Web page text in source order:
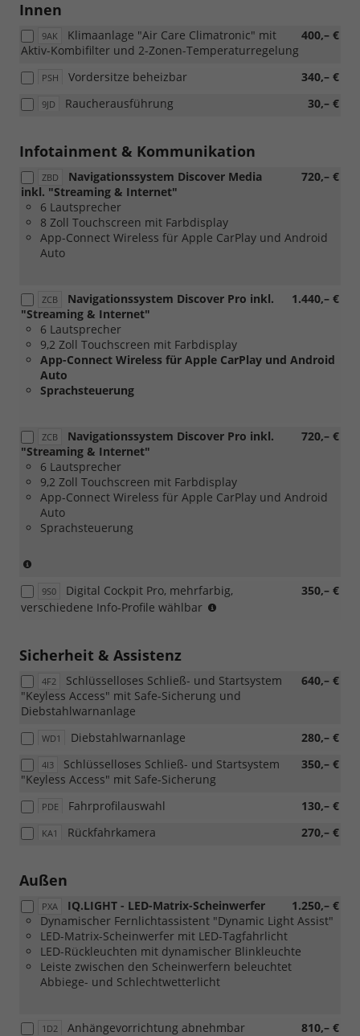
Innen
9AK 400,– €
Klimaanlage "Air Care Climatronic" mit
Aktiv-Kombifilter und 2-Zonen-Temperaturregelung
PSH 340,– €
Vordersitze beheizbar
9JD 30,– €
Raucherausführung
Infotainment & Kommunikation
ZBD 720,– €
Navigationssystem Discover Media
inkl. "Streaming & Internet"
6 Lautsprecher
8 Zoll Touchscreen mit Farbdisplay
App-Connect Wireless für Apple CarPlay und Android
Auto
ZCB 1.440,– €
Navigationssystem Discover Pro inkl.
"Streaming & Internet"
6 Lautsprecher
9,2 Zoll Touchscreen mit Farbdisplay
App-Connect Wireless für Apple CarPlay und Android
Auto
Sprachsteuerung
ZCB 720,– €
Navigationssystem Discover Pro inkl.
"Streaming & Internet"
6 Lautsprecher
9,2 Zoll Touchscreen mit Farbdisplay
App-Connect Wireless für Apple CarPlay und Android
Auto
Sprachsteuerung
Verbindung
mit
Paket)
9S0 350,– €
Digital Cockpit Pro, mehrfarbig,
verschiedene Info-Profile wählbar
Radio
Ready
[ZBD]
Navigationssystem
Sicherheit & Assistenz
4F2 640,– €
Schlüsselloses Schließ- und Startsystem
"Keyless Access" mit Safe-Sicherung und
Diebstahlwarnanlage
WD1 280,– €
Diebstahlwarnanlage
4I3 350,– €
Schlüsselloses Schließ- und Startsystem
"Keyless Access" mit Safe-Sicherung
PDE 130,– €
Fahrprofilauswahl
KA1 270,– €
Rückfahrkamera
Außen
PXA 1.250,– €
IQ.LIGHT - LED-Matrix-Scheinwerfer
Dynamischer Fernlichtassistent "Dynamic Light Assist"
LED-Matrix-Scheinwerfer mit LED-Tagfahrlicht
LED-Rückleuchten mit dynamischer Blinkleuchte
Leiste zwischen den Scheinwerfern beleuchtet
Abbiege- und Schlechtwetterlicht
1D2 810,– €
Anhängevorrichtung abnehmbar